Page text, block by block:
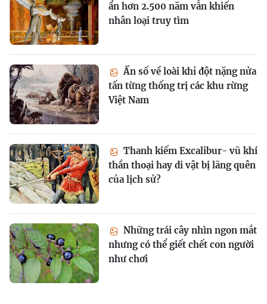
ẩn hơn 2.500 năm vẫn khiến
nhân loại truy tìm
Ẩn số về loài khỉ đột nặng nửa
tấn từng thống trị các khu rừng
Việt Nam
Thanh kiếm Excalibur- vũ khí
thần thoại hay di vật bị lãng quên
của lịch sử?
Những trái cây nhìn ngon mắt
nhưng có thể giết chết con người
như chơi